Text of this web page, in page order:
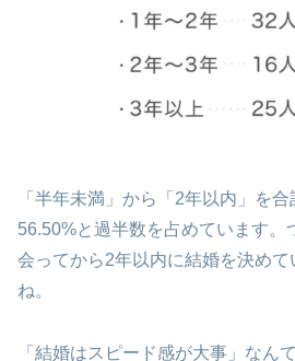
「半年未満」から「2年以内」を
56.50%と過半数を占めています。
会ってから2年以内に結婚を決め
ね。
「結婚はスピード感が大事」なん